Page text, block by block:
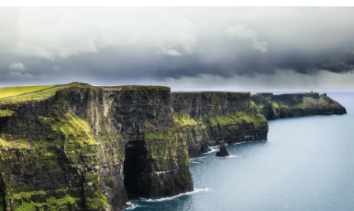
Chiedi a un esperto
Affidati agli esperti per la gestione HR e la
compliance globale
Integra l'HR globale nella tua piattaforma in modo
flessibile
CASE STUDIES
Français
Deutsch
Español
Italiano
Português (Portugal)